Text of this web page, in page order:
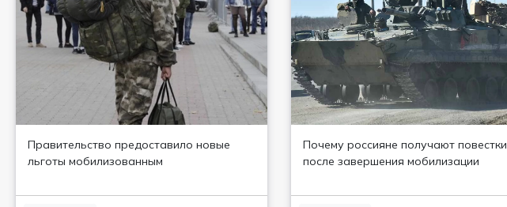
Правительство предоставило новые
льготы мобилизованным
Почему россияне получают повестки
после завершения мобилизации